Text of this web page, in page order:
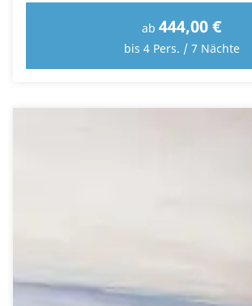
ab 444,00 €
bis 4 Pers. / 7 Nächte